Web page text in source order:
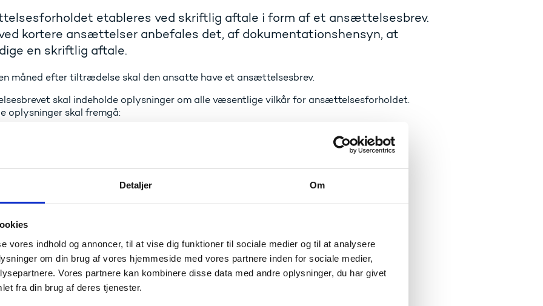
Detaljer Om
vores indhold og annoncer, til at vise dig funktioner til sociale medier og til at analysere
om din brug af vores hjemmeside med vores partnere inden for sociale medier,
Vores partnere kan kombinere disse data med andre oplysninger, du har givet
fra din brug af deres tjenester.
etableres ved skriftlig aftale i form af et ansættelsesbrev.
kortere ansættelser anbefales det, af dokumentationshensyn, at
en skriftlig aftale.
måned efter tiltrædelse skal den ansatte have et ansættelsesbrev.
skal indeholde oplysninger om alle væsentlige vilkår for ansættelsesforholdet.
oplysninger skal fremgå:
forventede varighed (ved tidsbegrænset ansættelse)
til relevant overenskomst, fællesoverenskomst/organisationsaftale
omfang (eventuel deltid)
beliggenhed
tillægs- og pensionsvilkår og lønnens udbetalingsterminer
pligt til over-/merarbejde